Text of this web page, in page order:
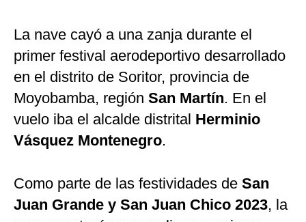
La nave cayó a una zanja durante el
primer festival aerodeportivo desarrollado
en el distrito de Soritor, provincia de
Moyobamba, región San Martín. En el
vuelo iba el alcalde distrital Herminio
Vásquez Montenegro.
Como parte de las festividades de San
Juan Grande y San Juan Chico 2023, la